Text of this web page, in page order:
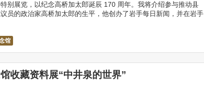
别展览，以纪念高桥加太郎诞辰 170 周年。我将介绍参与推动县
员的政治家高桥加太郎的生平，他创办了岩手每日新闻，并在岩手
馆
收藏资料展“中井泉的世界”